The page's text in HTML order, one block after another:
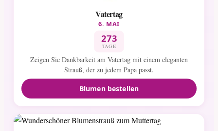
Vatertag
6. MAI
273
TAGE
Zeigen Sie Dankbarkeit am Vatertag mit einem eleganten
Strauß, der zu jedem Papa passt.
Blumen bestellen